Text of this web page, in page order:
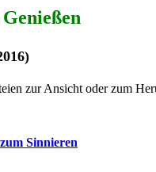
zur Ansicht oder zum
Sinnieren